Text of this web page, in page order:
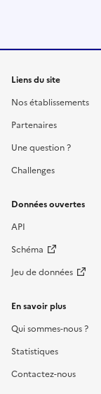
Liens du site
Nos établissements
Partenaires
Une question ?
Challenges
Données ouvertes
API
Schéma
Jeu de données
En savoir plus
Qui sommes-nous ?
Statistiques
Contactez-nous